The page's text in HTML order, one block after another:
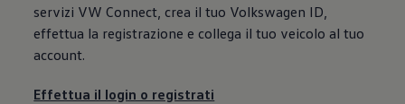
servizi VW Connect, crea il tuo Volkswagen ID,
effettua la registrazione e collega il tuo veicolo al tuo
account.
Effettua il login o registrati